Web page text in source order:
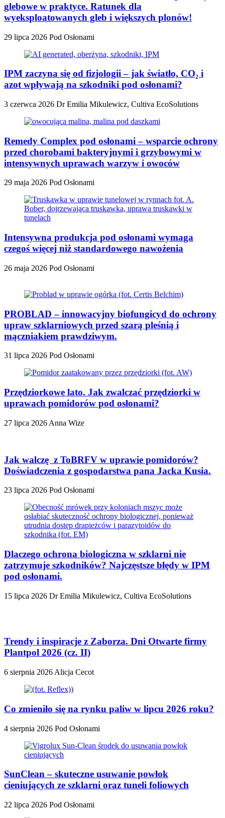
glebowe w praktyce. Ratunek dla
wyeksploatowanych gleb i większych plonów!
29 lipca 2026 Pod Osłonami
IPM zaczyna się od fizjologii – jak światło, CO₂ i
azot wpływają na szkodniki pod osłonami?
3 czerwca 2026 Dr Emilia Mikulewicz, Cultiva EcoSolutions
Remedy Complex pod osłonami – wsparcie ochrony
przed chorobami bakteryjnymi i grzybowymi w
intensywnych uprawach warzyw i owoców
29 maja 2026 Pod Osłonami
Intensywna produkcja pod osłonami wymaga
czegoś więcej niż standardowego nawożenia
26 maja 2026 Pod Osłonami
PROBLAD – innowacyjny biofungicyd do ochrony
upraw szklarniowych przed szarą pleśnią i
mączniakiem prawdziwym.
31 lipca 2026 Pod Osłonami
Przędziorkowe lato. Jak zwalczać przędziorki w
uprawach pomidorów pod osłonami?
27 lipca 2026 Anna Wize
Jak walczę z ToBRFV w uprawie pomidorów?
Doświadczenia z gospodarstwa pana Jacka Kusia.
23 lipca 2026 Pod Osłonami
Dlaczego ochrona biologiczna w szklarni nie
zatrzymuje szkodników? Najczęstsze błędy w IPM
pod osłonami.
15 lipca 2026 Dr Emilia Mikulewicz, Cultiva EcoSolutions
Trendy i inspiracje z Zaborza. Dni Otwarte firmy
Plantpol 2026 (cz. II)
6 sierpnia 2026 Alicja Cecot
Co zmieniło się na rynku paliw w lipcu 2026 roku?
4 sierpnia 2026 Pod Osłonami
SunClean – skuteczne usuwanie powłok
cieniujących ze szklarni oraz tuneli foliowych
22 lipca 2026 Pod Osłonami